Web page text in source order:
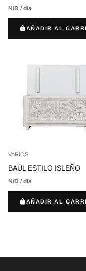
N/D / día
AÑADIR AL
VARIOS,
BAÚL ESTILO ISLEÑO
N/D / día
AÑADIR AL